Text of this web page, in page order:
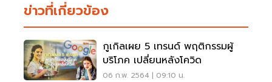
ข่าวที่เกี่ยวข้อง
กูเกิลเผย 5 เทรนด์ พฤติกรรมผู้
บริโภค เปลี่ยนหลังโควิด
06 ก.พ. 2564 | 09:10 น.